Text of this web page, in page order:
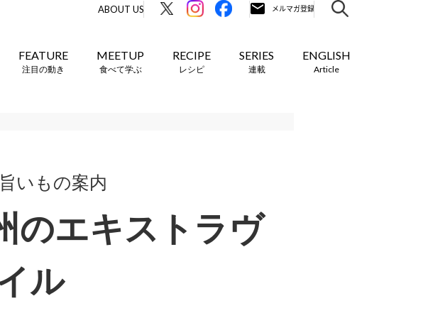
ABOUT US
FEATURE
注目の動き
MEETUP
食べて学ぶ
RECIPE
レシピ
SERIES
連載
ENGLISH
Article
いもの案内
エキストラヴ
ル